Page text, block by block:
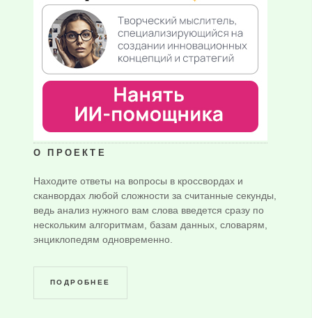
О ПРОЕКТЕ
Находите ответы на вопросы в кроссвордах и
сканвордах любой сложности за считанные секунды,
ведь анализ нужного вам слова введется сразу по
нескольким алгоритмам, базам данных, словарям,
энциклопедям одновременно.
ПОДРОБНЕЕ